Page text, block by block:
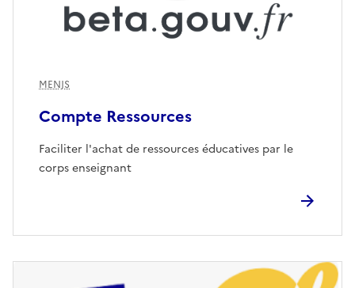
Compte Ressources
MENJS
Faciliter l'achat de ressources éducatives par le
corps enseignant